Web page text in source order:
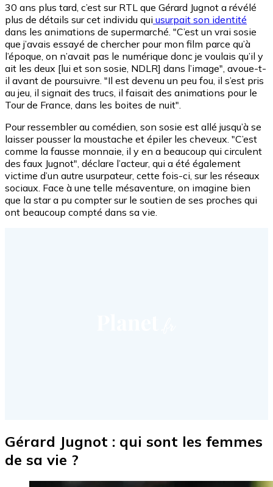
30 ans plus tard, c’est sur RTL que Gérard Jugnot a révélé
plus de détails sur cet individu qui usurpait son identité
dans les animations de supermarché. "C’est un vrai sosie
que j’avais essayé de chercher pour mon film parce qu’à
l’époque, on n’avait pas le numérique donc je voulais qu’il y
ait les deux [lui et son sosie, NDLR] dans l’image", avoue-t-
il avant de poursuivre. "Il est devenu un peu fou, il s’est pris
au jeu, il signait des trucs, il faisait des animations pour le
Tour de France, dans les boites de nuit".
Pour ressembler au comédien, son sosie est allé jusqu’à se
laisser pousser la moustache et épiler les cheveux. "C’est
comme la fausse monnaie, il y en a beaucoup qui circulent
des faux Jugnot", déclare l’acteur, qui a été également
victime d’un autre usurpateur, cette fois-ci, sur les réseaux
sociaux. Face à une telle mésaventure, on imagine bien
que la star a pu compter sur le soutien de ses proches qui
ont beaucoup compté dans sa vie.
Gérard Jugnot : qui sont les femmes
de sa vie ?